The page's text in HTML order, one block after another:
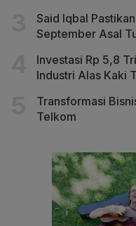
Said Iqbal
September Asal
Investasi Rp 5,8
Industri Alas Kaki
Transformasi
Telkom